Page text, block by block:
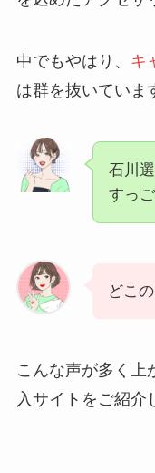
中でもやはり、 キ
は群を抜いていま
石川
すっ
どこ
こんな声が多く上
入サイトをご紹介